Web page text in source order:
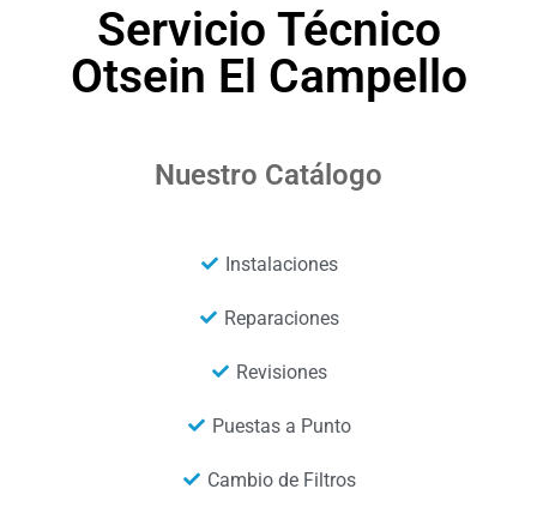
Servicio Técnico
Otsein El Campello
Nuestro Catálogo
Instalaciones
Reparaciones
Revisiones
Puestas a Punto
Cambio de Filtros